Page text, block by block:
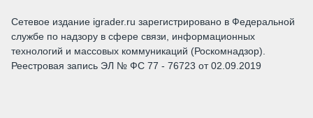
Сетевое издание igrader.ru зарегистрировано в Федеральной
службе по надзору в сфере связи, информационных
технологий и массовых коммуникаций (Роскомнадзор).
Реестровая запись ЭЛ № ФС 77 - 76723 от 02.09.2019